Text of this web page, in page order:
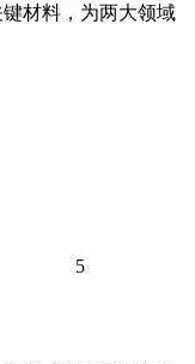
材料，为两大领域
5